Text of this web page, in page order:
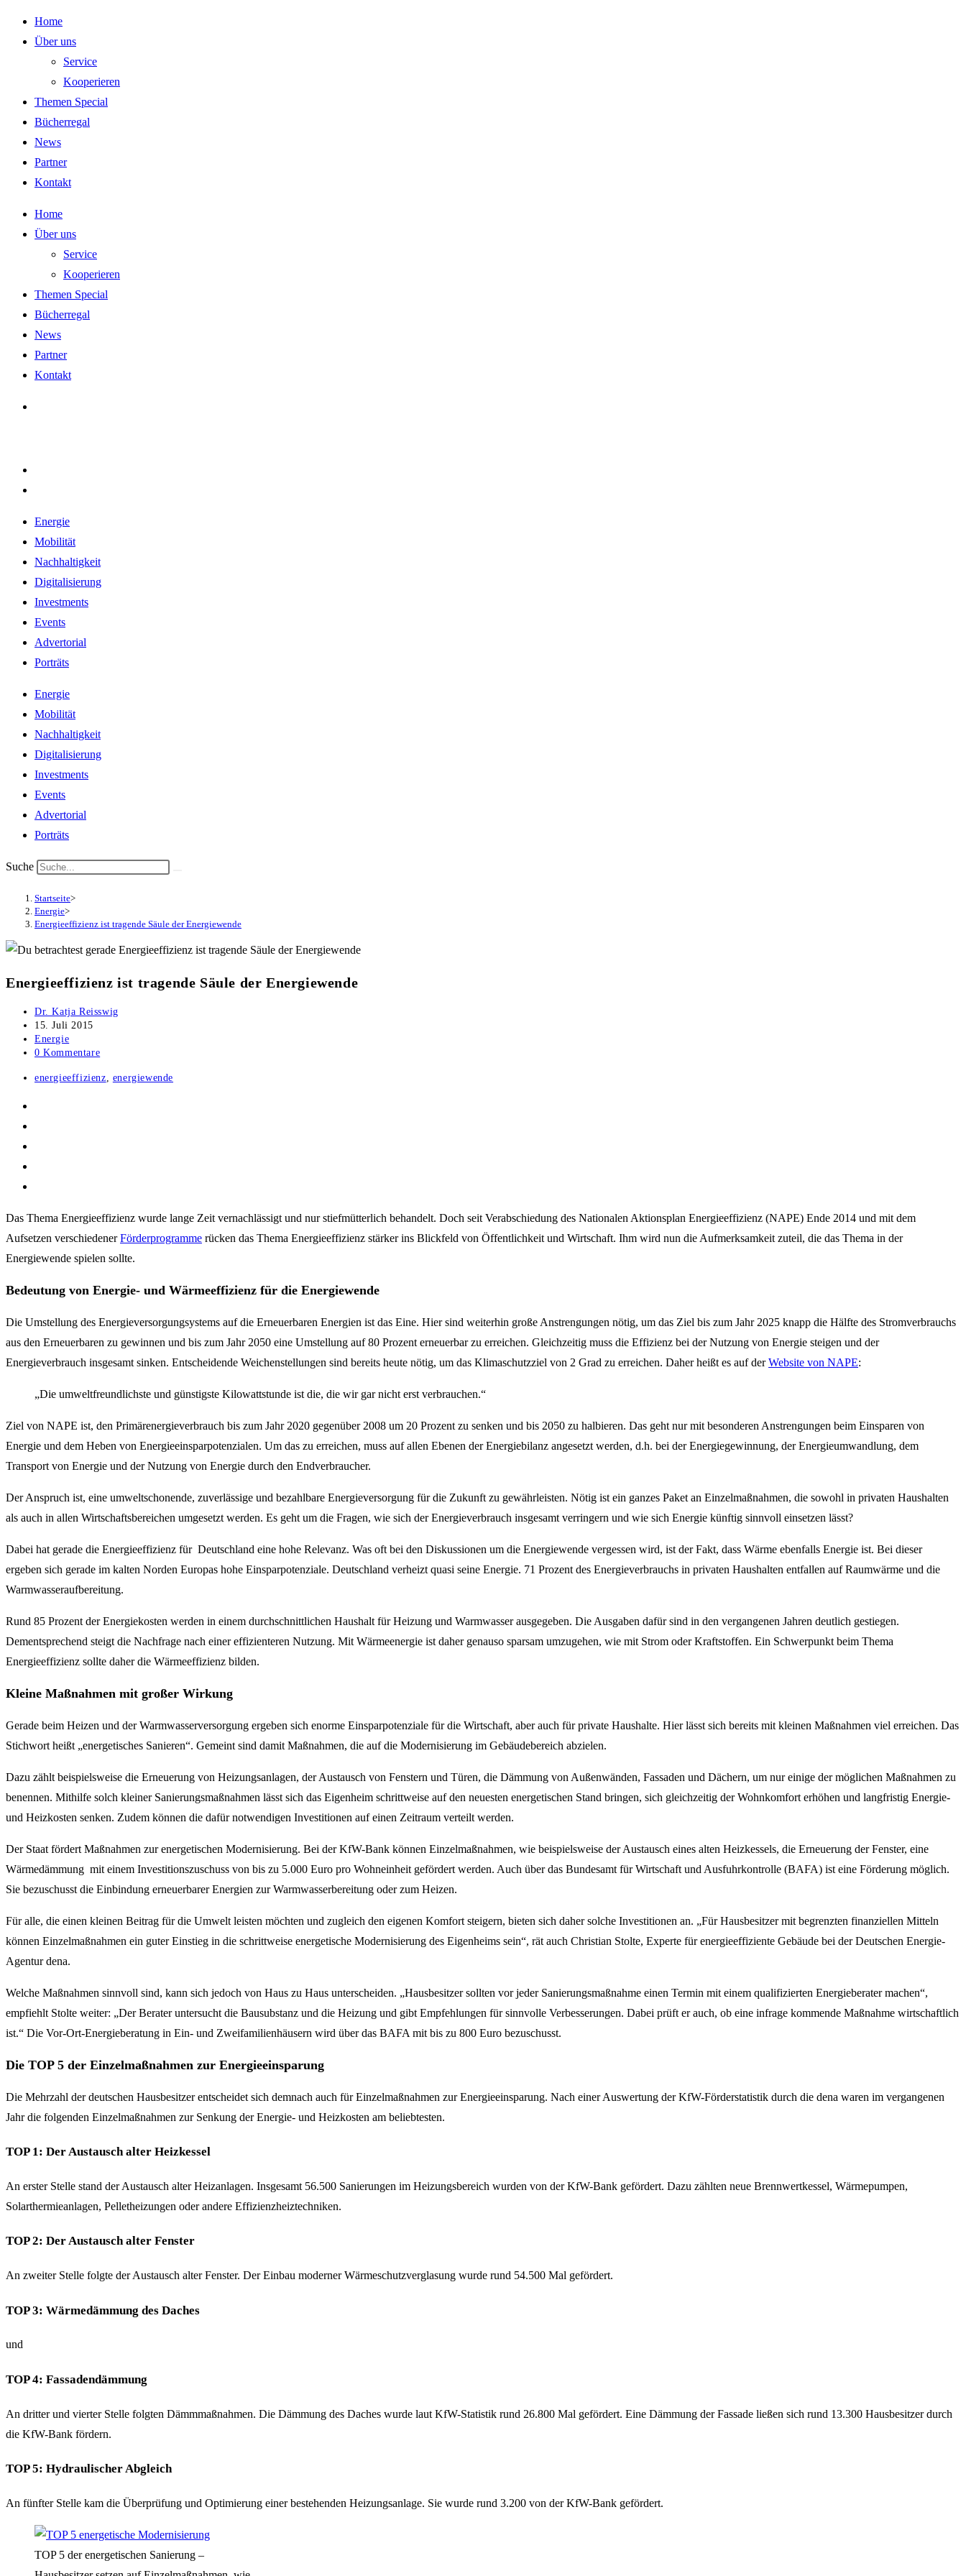
Zum
Inhalt
Home
Über uns
Service
Kooperieren
Themen Special
Bücherregal
News
Partner
Kontakt
Home
Über uns
Service
Kooperieren
Themen Special
Bücherregal
News
Partner
Kontakt
Energie
Mobilität
Nachhaltigkeit
Digitalisierung
Investments
Events
Advertorial
Porträts
Energie
Mobilität
Nachhaltigkeit
Digitalisierung
Investments
Events
Advertorial
Porträts
Suche
Startseite>
Energie>
Energieeffizienz ist tragende Säule der Energiewende
Energieeffizienz ist tragende Säule der Energiewende
Beitrags-
Autor:
Dr. Katja Reisswig
Beitrag
veröffentlicht:
15. Juli 2015
Beitrags-
Kategorie:
Energie
Beitrags-
0 Kommentare
Post
energieeffizienz energiewende
Das Thema Energieeffizienz wurde lange Zeit vernachlässigt und nur stiefmütterlich behandelt. Doch seit Verabschiedung des Nationalen Aktionsplan Energieeffizienz (NAPE) Ende 2014 und mit dem
Aufsetzen verschiedenerFörderprogramme rücken das Thema Energieeffizienz stärker ins Blickfeld von Öffentlichkeit und Wirtschaft. Ihm wird nun die Aufmerksamkeit zuteil, die das Thema in der
Energiewende spielen sollte.
Bedeutung von Energie- und Wärmeeffizienz für die Energiewende
Die Umstellung des Energieversorgungsystems auf die Erneuerbaren Energien ist das Eine. Hier sind weiterhin große Anstrengungen nötig, um das Ziel bis zum Jahr 2025 knapp die Hälfte des Stromverbrauchs
aus den Erneuerbaren zu gewinnen und bis zum Jahr 2050 eine Umstellung auf 80 Prozent erneuerbar zu erreichen. Gleichzeitig muss die Effizienz bei der Nutzung von Energie steigen und der
Energieverbrauch insgesamt sinken. Entscheidende Weichenstellungen sind bereits heute nötig, um das Klimaschutzziel von 2 Grad zu erreichen. Daher heißt es auf derWebsite von NAPE:
„Die umweltfreundlichste und günstigste Kilowattstunde ist die, die wir gar nicht erst verbrauchen.“
Ziel von NAPE ist, den Primärenergieverbrauch bis zum Jahr 2020 gegenüber 2008 um 20 Prozent zu senken und bis 2050 zu halbieren. Das geht nur mit besonderen Anstrengungen beim Einsparen von
Energie und dem Heben von Energieeinsparpotenzialen. Um das zu erreichen, muss auf allen Ebenen der Energiebilanz angesetzt werden, d.h. bei der Energiegewinnung, der Energieumwandlung, dem
Transport von Energie und der Nutzung von Energie durch den Endverbraucher.
Der Anspruch ist, eine umweltschonende, zuverlässige und bezahlbare Energieversorgung für die Zukunft zu gewährleisten. Nötig ist ein ganzes Paket an Einzelmaßnahmen, die sowohl in privaten Haushalten
als auch in allen Wirtschaftsbereichen umgesetzt werden. Es geht um die Fragen, wie sich der Energieverbrauch insgesamt verringern und wie sich Energie künftig sinnvoll einsetzen lässt?
Dabei hat gerade die Energieeffizienz für Deutschland eine hohe Relevanz. Was oft bei den Diskussionen um die Energiewende vergessen wird, ist der Fakt, dass Wärme ebenfalls Energie ist. Bei dieser
ergeben sich gerade im kalten Norden Europas hohe Einsparpotenziale. Deutschland verheizt quasi seine Energie. 71 Prozent des Energieverbrauchs in privaten Haushalten entfallen auf Raumwärme und die
Warmwasseraufbereitung.
Rund 85 Prozent der Energiekosten werden in einem durchschnittlichen Haushalt für Heizung und Warmwasser ausgegeben. Die Ausgaben dafür sind in den vergangenen Jahren deutlich gestiegen.
Dementsprechend steigt die Nachfrage nach einer effizienteren Nutzung. Mit Wärmeenergie ist daher genauso sparsam umzugehen, wie mit Strom oder Kraftstoffen. Ein Schwerpunkt beim Thema
Energieeffizienz sollte daher die Wärmeeffizienz bilden.
Kleine Maßnahmen mit großer Wirkung
Gerade beim Heizen und der Warmwasserversorgung ergeben sich enorme Einsparpotenziale für die Wirtschaft, aber auch für private Haushalte. Hier lässt sich bereits mit kleinen Maßnahmen viel erreichen. Das
Stichwort heißt „energetisches Sanieren“. Gemeint sind damit Maßnahmen, die auf die Modernisierung im Gebäudebereich abzielen.
Dazu zählt beispielsweise die Erneuerung von Heizungsanlagen, der Austausch von Fenstern und Türen, die Dämmung von Außenwänden, Fassaden und Dächern, um nur einige der möglichen Maßnahmen zu
benennen. Mithilfe solch kleiner Sanierungsmaßnahmen lässt sich das Eigenheim schrittweise auf den neuesten energetischen Stand bringen, sich gleichzeitig der Wohnkomfort erhöhen und langfristig Energie-
und Heizkosten senken. Zudem können die dafür notwendigen Investitionen auf einen Zeitraum verteilt werden.
Der Staat fördert Maßnahmen zur energetischen Modernisierung. Bei der KfW-Bank können Einzelmaßnahmen, wie beispielsweise der Austausch eines alten Heizkessels, die Erneuerung der Fenster, eine
Wärmedämmung mit einem Investitionszuschuss von bis zu 5.000 Euro pro Wohneinheit gefördert werden. Auch über das Bundesamt für Wirtschaft und Ausfuhrkontrolle (BAFA) ist eine Förderung möglich.
Sie bezuschusst die Einbindung erneuerbarer Energien zur Warmwasserbereitung oder zum Heizen.
Für alle, die einen kleinen Beitrag für die Umwelt leisten möchten und zugleich den eigenen Komfort steigern, bieten sich daher solche Investitionen an. „Für Hausbesitzer mit begrenzten finanziellen Mitteln
können Einzelmaßnahmen ein guter Einstieg in die schrittweise energetische Modernisierung des Eigenheims sein“, rät auch Christian Stolte, Experte für energieeffiziente Gebäude bei der Deutschen Energie-
Agentur dena.
Welche Maßnahmen sinnvoll sind, kann sich jedoch von Haus zu Haus unterscheiden. „Hausbesitzer sollten vor jeder Sanierungsmaßnahme einen Termin mit einem qualifizierten Energieberater machen“,
empfiehlt Stolte weiter: „Der Berater untersucht die Bausubstanz und die Heizung und gibt Empfehlungen für sinnvolle Verbesserungen. Dabei prüft er auch, ob eine infrage kommende Maßnahme wirtschaftlich
ist.“ Die Vor-Ort-Energieberatung in Ein- und Zweifamilienhäusern wird über das BAFA mit bis zu 800 Euro bezuschusst.
Die TOP 5 der Einzelmaßnahmen zur Energieeinsparung
Die Mehrzahl der deutschen Hausbesitzer entscheidet sich demnach auch für Einzelmaßnahmen zur Energieeinsparung. Nach einer Auswertung der KfW-Förderstatistik durch die dena waren im vergangenen
Jahr die folgenden Einzelmaßnahmen zur Senkung der Energie- und Heizkosten am beliebtesten.
TOP 1: Der Austausch alter Heizkessel
An erster Stelle stand der Austausch alter Heizanlagen. Insgesamt 56.500 Sanierungen im Heizungsbereich wurden von der KfW-Bank gefördert. Dazu zählten neue Brennwertkessel, Wärmepumpen,
Solarthermieanlagen, Pelletheizungen oder andere Effizienzheiztechniken.
TOP 2: Der Austausch alter Fenster
An zweiter Stelle folgte der Austausch alter Fenster. Der Einbau moderner Wärmeschutzverglasung wurde rund 54.500 Mal gefördert.
TOP 3: Wärmedämmung des Daches
und
TOP 4: Fassadendämmung
An dritter und vierter Stelle folgten Dämmmaßnahmen. Die Dämmung des Daches wurde laut KfW-Statistik rund 26.800 Mal gefördert. Eine Dämmung der Fassade ließen sich rund 13.300 Hausbesitzer durch
die KfW-Bank fördern.
TOP 5: Hydraulischer Abgleich
An fünfter Stelle kam die Überprüfung und Optimierung einer bestehenden Heizungsanlage. Sie wurde rund 3.200 von der KfW-Bank gefördert.
TOP 5 der energetischen Sanierung –